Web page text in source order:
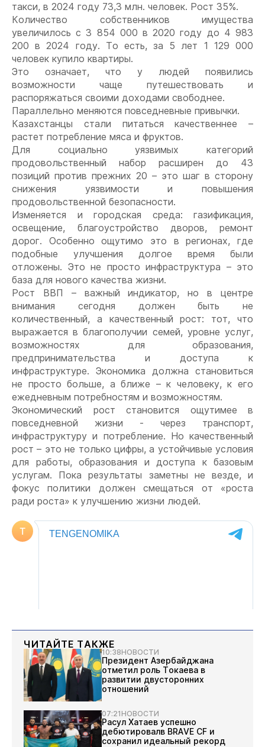
такси, в 2024 году 73,3 млн. человек. Рост 35%.
Количество собственников имущества
увеличилось с 3 854 000 в 2020 году до 4 983
200 в 2024 году. То есть, за 5 лет 1 129 000
человек купило квартиры.
Это означает, что у людей появились
возможности чаще путешествовать и
распоряжаться своими доходами свободнее.
Параллельно меняются повседневные привычки.
Казахстанцы стали питаться качественнее –
растет потребление мяса и фруктов.
Для социально уязвимых категорий
продовольственный набор расширен до 43
позиций против прежних 20 – это шаг в сторону
снижения уязвимости и повышения
продовольственной безопасности.
Изменяется и городская среда: газификация,
освещение, благоустройство дворов, ремонт
дорог. Особенно ощутимо это в регионах, где
подобные улучшения долгое время были
отложены. Это не просто инфраструктура – это
база для нового качества жизни.
Рост ВВП – важный индикатор, но в центре
внимания сегодня должен быть не
количественный, а качественный рост: тот, что
выражается в благополучии семей, уровне услуг,
возможностях для образования,
предпринимательства и доступа к
инфраструктуре. Экономика должна становиться
не просто больше, а ближе – к человеку, к его
ежедневным потребностям и возможностям.
Экономический рост становится ощутимее в
повседневной жизни - через транспорт,
инфраструктуру и потребление. Но качественный
рост – это не только цифры, а устойчивые условия
для работы, образования и доступа к базовым
услугам. Пока результаты заметны не везде, и
фокус политики должен смещаться от «роста
ради роста» к улучшению жизни людей.
ЧИТАЙТЕ ТАКЖЕ
10:38НОВОСТИ
Президент Азербайджана
отметил роль Токаева в
развитии двусторонних
отношений
07:21 НОВОСТИ
Расул Хатаев успешно
дебютировалв BRAVE CF и
сохранил идеальный рекорд